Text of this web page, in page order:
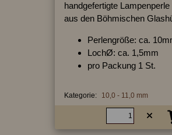
handgefertigte Lampenperle
aus den Böhmischen
Perlengröße: ca.
LochØ: ca. 1,5mm
pro Packung 1 St.
Kategorie: 10,0 - 11,0 mm